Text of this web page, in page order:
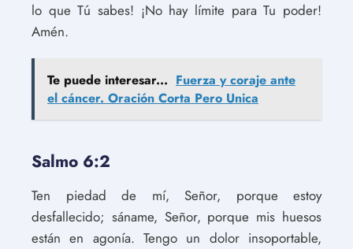
lo que Tú sabes! ¡No hay límite para Tu poder!
Amén.
Te puede interesar... Fuerza y ​​coraje ante
el cáncer. Oración Corta Pero Unica
Salmo 6:2
Ten piedad de mí, Señor, porque estoy
desfallecido; sáname, Señor, porque mis huesos
están en agonía. Tengo un dolor insoportable,